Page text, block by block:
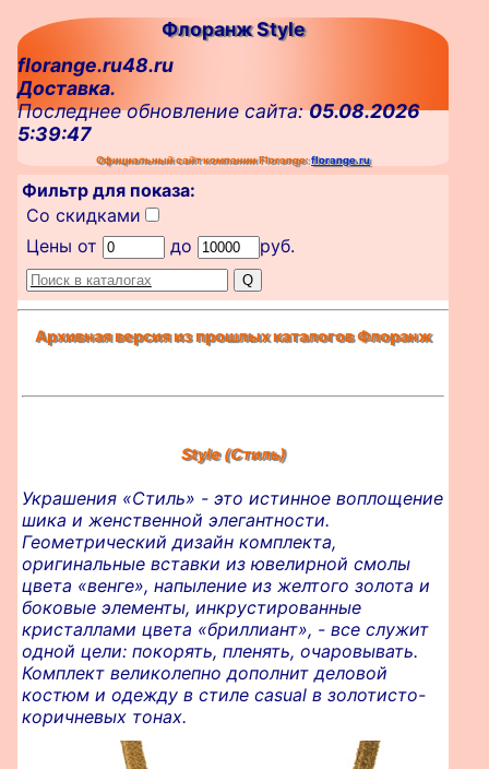
Флоранж Style
florange.ru48.ru
Доставка.
Последнее обновление сайта:05.08.2026
5:39:47
Официальный сайт компании Florange:florange.ru
Фильтр для показа:
Со скидками
Цены от
до руб.
Архивная версия из прошлых каталогов Флоранж
Style (Стиль)
Украшения «Стиль» - это истинное воплощение
шика и женственной элегантности.
Геометрический дизайн комплекта,
оригинальные вставки из ювелирной смолы
цвета «венге», напыление из желтого золота и
боковые элементы, инкрустированные
кристаллами цвета «бриллиант», - все служит
одной цели: покорять, пленять, очаровывать.
Комплект великолепно дополнит деловой
костюм и одежду в стиле casual в золотисто-
коричневых тонах.